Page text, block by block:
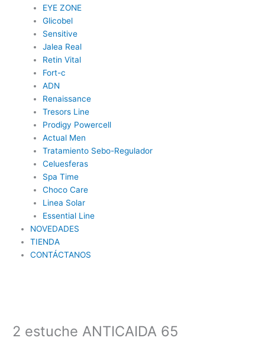
EYE ZONE
Glicobel
Sensitive
Jalea Real
Retin Vital
Fort-c
ADN
Renaissance
Tresors Line
Prodigy Powercell
Actual Men
Tratamiento Sebo-Regulador
Celuesferas
Spa Time
Choco Care
Linea Solar
Essential Line
NOVEDADES
TIENDA
CONTÁCTANOS
2 estuche ANTICAIDA 65